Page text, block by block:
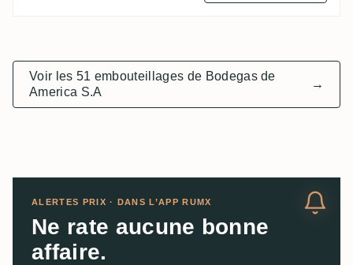
Voir les 51 embouteillages de Bodegas de
America S.A
→
ALERTES PRIX · DANS L’APP RUMX
Ne rate aucune bonne
affaire.